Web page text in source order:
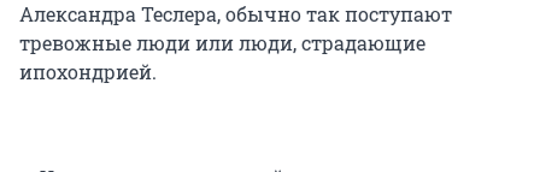
Александра Теслера, обычно так поступают
тревожные люди или люди, страдающие
ипохондрией.